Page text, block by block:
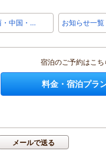
・中国・… お知らせ一覧
宿泊のご予約はこち
料金・宿泊プラ
メールで送る